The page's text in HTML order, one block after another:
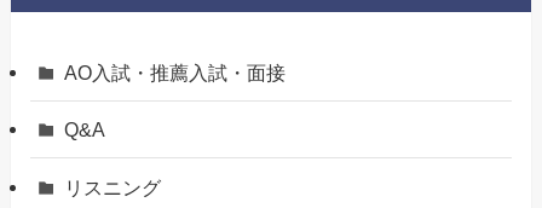
AO入試・推薦入試・面接
Q&A
リスニング